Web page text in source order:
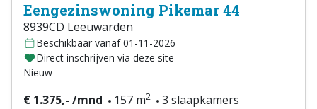
Eengezinswoning Pikemar 44
8939CD Leeuwarden
Beschikbaar vanaf 01-11-2026
Direct inschrijven via deze site
Nieuw
€ 1.375,- /mnd 157 m2 3 slaapkamers